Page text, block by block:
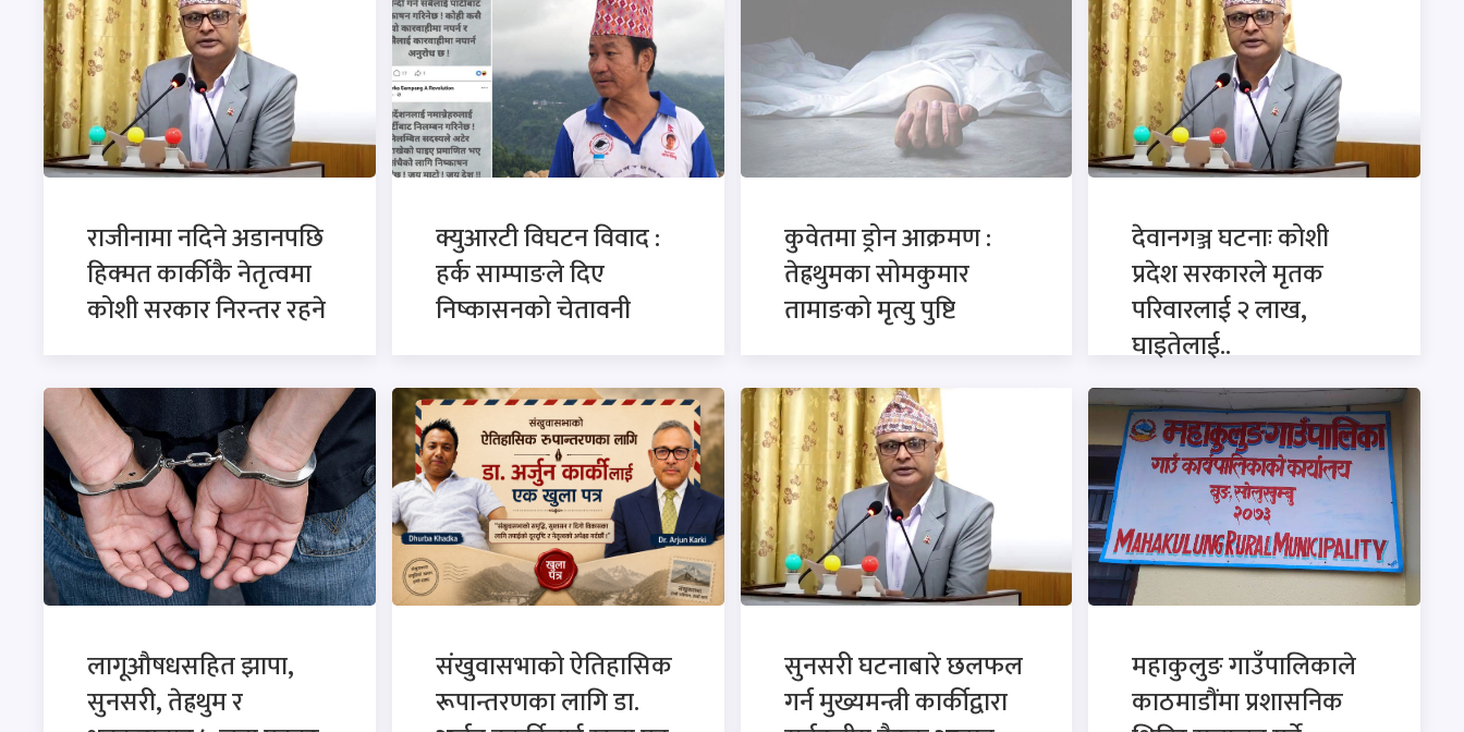
राजीनामा नदिने अडानपछि
हिक्मत कार्कीकै नेतृत्वमा
कोशी सरकार निरन्तर रहने
क्युआरटी विघटन विवाद :
हर्क साम्पाङले दिए
निष्कासनको चेतावनी
कुवेतमा ड्रोन आक्रमण :
तेह्रथुमका सोमकुमार
तामाङको मृत्यु पुष्टि
देवानगञ्ज घटनाः कोशी
प्रदेश सरकारले मृतक
परिवारलाई २ लाख,
घाइतेलाई..
लागूऔषधसहित झापा,
सुनसरी, तेह्रथुम र
संखुवासभाको ऐतिहासिक
रूपान्तरणका लागि डा.
सुनसरी घटनाबारे छलफल
गर्न मुख्यमन्त्री कार्कीद्वारा
महाकुलुङ गाउँपालिकाले
काठमाडौंमा प्रशासनिक